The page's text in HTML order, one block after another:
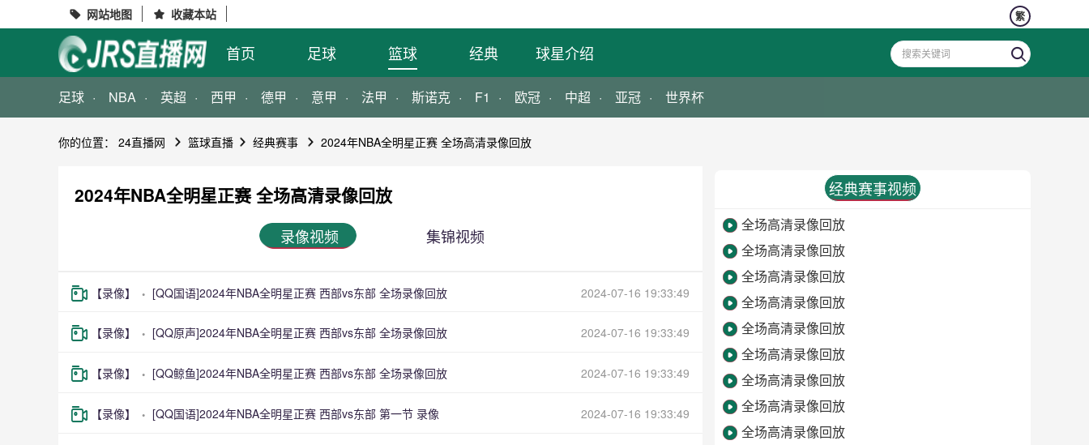
 网站地图  收藏本站 繁
首页 足球 篮球 经典 球星介绍
足球 NBA 英超 西甲 德甲 意甲 法甲 斯诺克 F1 欧冠 中超 亚冠 世界杯
你的位置： 24直播网 篮球直播 经典赛事 2024年NBA全明星正赛 全场高清录像回放
2024年NBA全明星正赛 全场高清录像回放
录像视频 集锦视频
【录像】 [QQ国语]2024年NBA全明星正赛 西部vs东部 全场录像回放 2024-07-16 19:33:49
【录像】 [QQ原声]2024年NBA全明星正赛 西部vs东部 全场录像回放 2024-07-16 19:33:49
【录像】 [QQ鲸鱼]2024年NBA全明星正赛 西部vs东部 全场录像回放 2024-07-16 19:33:49
【录像】 [QQ国语]2024年NBA全明星正赛 西部vs东部 第一节 录像 2024-07-16 19:33:49
经典赛事视频
全场高清录像回放
全场高清录像回放
全场高清录像回放
全场高清录像回放
全场高清录像回放
全场高清录像回放
全场高清录像回放
全场高清录像回放
全场高清录像回放